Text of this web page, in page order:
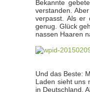
Bekannte
verstanden.
verpasst. Als er
genug. Glück
nassen Haaren
Und das Beste:
Laden sieht uns
in Deutschland.